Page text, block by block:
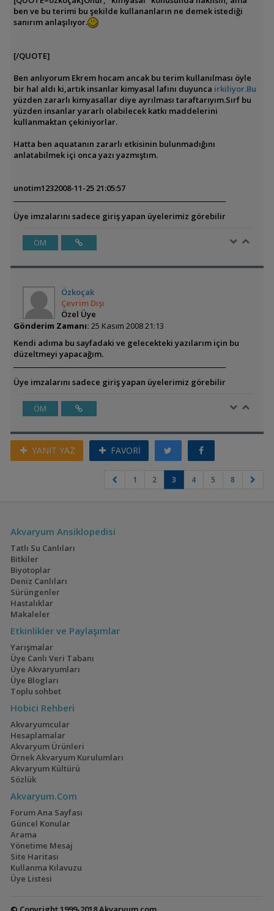
ben ve bu terimi bu şekilde kullananların ne demek istediği
sanırım anlaşılıyor.
[/QUOTE]
Ben anlıyorum Ekrem hocam ancak bu terim kullanılması öyle
bir hal aldı ki,artık insanlar kimyasal lafını duyunca irkiliyor.Bu
yüzden zararlı kimyasallar diye ayrılması taraftarıyım.Sırf bu
yüzden insanlar yararlı olabilecek katkı maddelerini
kullanmaktan çekiniyorlar.
Hatta ben aquatanın zararlı etkisinin bulunmadığını
anlatabilmek içi onca yazı yazmıştım.
unotim1232008-11-25 21:05:57
Üye imzalarını sadece giriş yapan üyelerimiz görebilir
ÖM
Özkoçak
Çevrim Dışı
Özel Üye
Gönderim Zamanı: 25 Kasım 2008 21:13
Kendi adıma bu sayfadaki ve gelecekteki yazılarım için bu
düzeltmeyi yapacağım.
Üye imzalarını sadece giriş yapan üyelerimiz görebilir
ÖM
YANIT YAZ FAVORİ
1 2 3 4 5 8
Akvaryum Ansiklopedisi
Tatlı Su Canlıları
Bitkiler
Biyotoplar
Deniz Canlıları
Sürüngenler
Hastalıklar
Makaleler
Etkinlikler ve Paylaşımlar
Yarışmalar
Üye Canlı Veri Tabanı
Üye Akvaryumları
Üye Blogları
Toplu sohbet
Hobici Rehberi
Akvaryumcular
Hesaplamalar
Akvaryum Ürünleri
Örnek Akvaryum Kurulumları
Akvaryum Kültürü
Sözlük
Akvaryum.Com
Forum Ana Sayfası
Güncel Konular
Arama
Yönetime Mesaj
Site Haritası
Kullanma Kılavuzu
Üye Listesi